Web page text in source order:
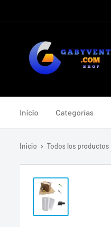
directamente
contenido
Shop
Inicio Categorías
Inicio Todos los productos